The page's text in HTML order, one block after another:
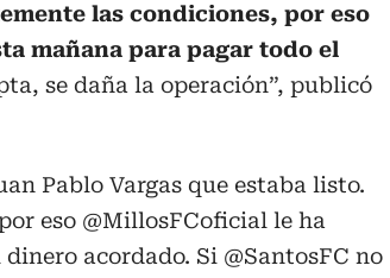
las condiciones, por eso
mañana para pagar todo el
se daña la operación”, publicó
Pablo Vargas que estaba listo.
eso @MillosFCoficial le ha
acordado. Si @SantosFC no